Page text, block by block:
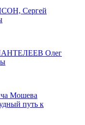
Сергей
ПАНТЕЛЕЕВ Олег
Мошева
путь к